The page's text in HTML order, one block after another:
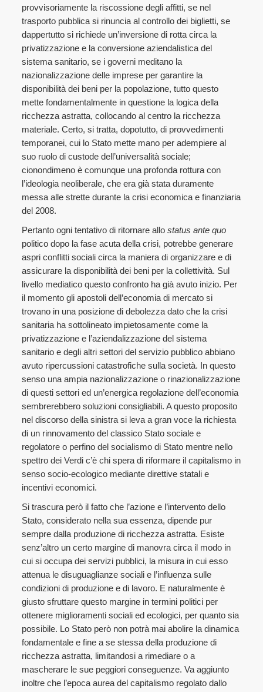
provvisoriamente la riscossione degli affitti, se nel
trasporto pubblica si rinuncia al controllo dei biglietti, se
dappertutto si richiede un’inversione di rotta circa la
privatizzazione e la conversione aziendalistica del
sistema sanitario, se i governi meditano la
nazionalizzazione delle imprese per garantire la
disponibilità dei beni per la popolazione, tutto questo
mette fondamentalmente in questione la logica della
ricchezza astratta, collocando al centro la ricchezza
materiale. Certo, si tratta, dopotutto, di provvedimenti
temporanei, cui lo Stato mette mano per adempiere al
suo ruolo di custode dell’universalità sociale;
cionondimeno è comunque una profonda rottura con
l’ideologia neoliberale, che era già stata duramente
messa alle strette durante la crisi economica e finanziaria
del 2008.
Pertanto ogni tentativo di ritornare allostatus ante quo
politico dopo la fase acuta della crisi, potrebbe generare
aspri conflitti sociali circa la maniera di organizzare e di
assicurare la disponibilità dei beni per la collettività. Sul
livello mediatico questo confronto ha già avuto inizio. Per
il momento gli apostoli dell’economia di mercato si
trovano in una posizione di debolezza dato che la crisi
sanitaria ha sottolineato impietosamente come la
privatizzazione e l’aziendalizzazione del sistema
sanitario e degli altri settori del servizio pubblico abbiano
avuto ripercussioni catastrofiche sulla società. In questo
senso una ampia nazionalizzazione o rinazionalizzazione
di questi settori ed un’energica regolazione dell’economia
sembrerebbero soluzioni consigliabili. A questo proposito
nel discorso della sinistra si leva a gran voce la richiesta
di un rinnovamento del classico Stato sociale e
regolatore o perfino del socialismo di Stato mentre nello
spettro dei Verdi c’è chi spera di riformare il capitalismo in
senso socio-ecologico mediante direttive statali e
incentivi economici.
Si trascura però il fatto che l’azione e l’intervento dello
Stato, considerato nella sua essenza, dipende pur
sempre dalla produzione di ricchezza astratta. Esiste
senz’altro un certo margine di manovra circa il modo in
cui si occupa dei servizi pubblici, la misura in cui esso
attenua le disuguaglianze sociali e l’influenza sulle
condizioni di produzione e di lavoro. E naturalmente è
giusto sfruttare questo margine in termini politici per
ottenere miglioramenti sociali ed ecologici, per quanto sia
possibile. Lo Stato però non potrà mai abolire la dinamica
fondamentale e fine a se stessa della produzione di
ricchezza astratta, limitandosi a rimediare o a
mascherare le sue peggiori conseguenze. Va aggiunto
inoltre che l’epoca aurea del capitalismo regolato dallo